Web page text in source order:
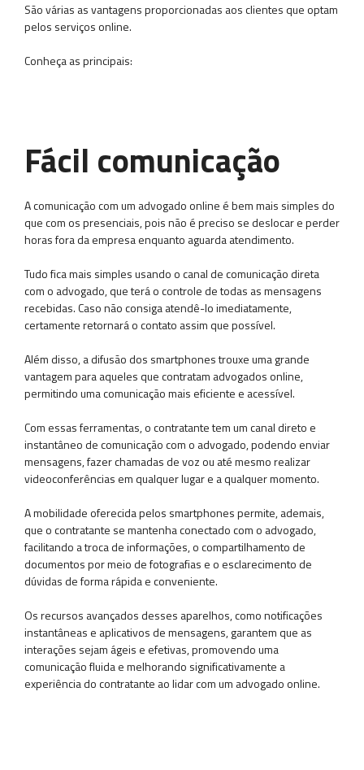
São várias as vantagens proporcionadas aos clientes que optam
pelos serviços online.
Conheça as principais:
Fácil comunicação
A comunicação com um advogado online é bem mais simples do
que com os presenciais, pois não é preciso se deslocar e perder
horas fora da empresa enquanto aguarda atendimento.
Tudo fica mais simples usando o canal de comunicação direta
com o advogado, que terá o controle de todas as mensagens
recebidas. Caso não consiga atendê-lo imediatamente,
certamente retornará o contato assim que possível.
Além disso, a difusão dos smartphones trouxe uma grande
vantagem para aqueles que contratam advogados online,
permitindo uma comunicação mais eficiente e acessível.
Com essas ferramentas, o contratante tem um canal direto e
instantâneo de comunicação com o advogado, podendo enviar
mensagens, fazer chamadas de voz ou até mesmo realizar
videoconferências em qualquer lugar e a qualquer momento.
A mobilidade oferecida pelos smartphones permite, ademais,
que o contratante se mantenha conectado com o advogado,
facilitando a troca de informações, o compartilhamento de
documentos por meio de fotografias e o esclarecimento de
dúvidas de forma rápida e conveniente.
Os recursos avançados desses aparelhos, como notificações
instantâneas e aplicativos de mensagens, garantem que as
interações sejam ágeis e efetivas, promovendo uma
comunicação fluida e melhorando significativamente a
experiência do contratante ao lidar com um advogado online.